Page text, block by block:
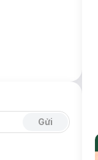
thiểu tình
Gửi